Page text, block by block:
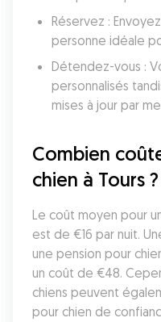
Réservez :
personne idéale
Détendez-vous :
personnalisés
mises à jour par
Combien
chien à Tours ?
Le coût moyen pour
est de €16 par nuit.
une pension pour
un coût de €48.
chiens peuvent
pour chien de